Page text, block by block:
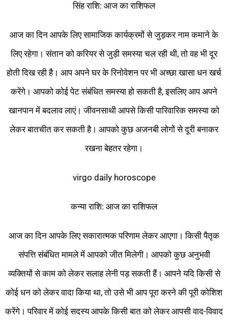
सिंह राशि: आज का राशिफल
आज का दिन आपके लिए सामाजिक कार्यक्रमों से जुड़कर नाम कमाने के
लिए रहेगा। संतान को करियर से जुड़ी समस्या चल रही थी, तो वह भी दूर
होती दिख रही है। आप अपने घर के रिनोवेशन पर भी अच्छा खासा धन खर्च
करेंगे। आपको कोई पेट संबंधित समस्या हो सकती है, इसलिए आप अपने
खानपान में बदलाव लाएं। जीवनसाथी आपसे किसी पारिवारिक समस्या को
लेकर बातचीत कर सकती है। आपको कुछ अजनबी लोगों से दूरी बनाकर
रखना बेहतर रहेगा।
virgo daily horoscope
कन्या राशि: आज का राशिफल
आज का दिन आपके लिए सकारात्मक परिणाम लेकर आएगा। किसी पैतृक
संपत्ति संबंधित मामले में आपको जीत मिलेगी। आपको कुछ अनुभवी
व्यक्तियों से काम को लेकर सलाह लेनी पड़ सकती हैं। आपने यदि किसी से
कोई धन को लेकर वादा किया था, तो उसे भी आप पूरा करने की पूरी कोशिश
करेंगे। परिवार में कोई सदस्य आपके किसी बात को लेकर आपसी वाद-विवाद